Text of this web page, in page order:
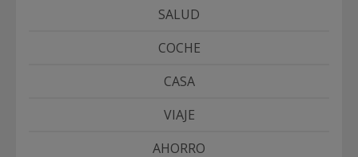
SALUD
COCHE
CASA
VIAJE
AHORRO